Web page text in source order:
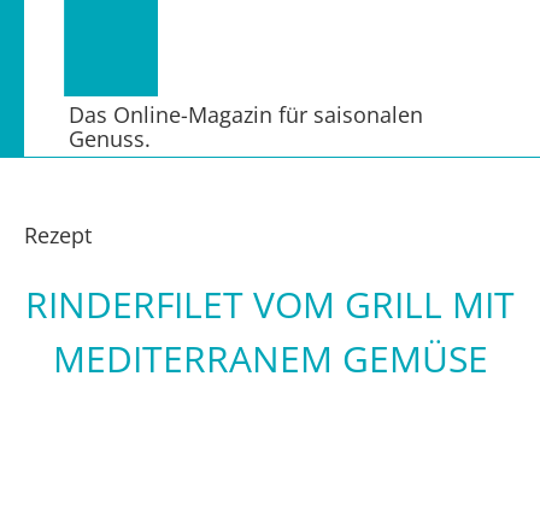
Das Online-Magazin für saisonalen
Genuss.
Rezept
RINDERFILET VOM GRILL MIT
MEDITERRANEM GEMÜSE